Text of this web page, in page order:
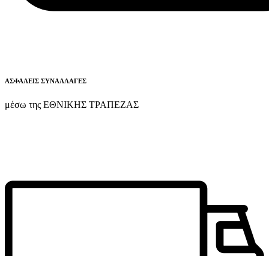
ΑΣΦΑΛΕΙΣ ΣΥΝΑΛΛΑΓΕΣ
μέσω της ΕΘΝΙΚΗΣ ΤΡΑΠΕΖΑΣ